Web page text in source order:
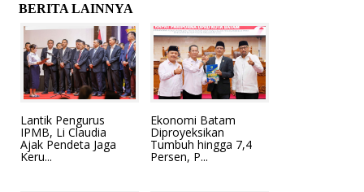
BERITA LAINNYA
Lantik Pengurus
IPMB, Li Claudia
Ajak Pendeta Jaga
Keru...
Ekonomi Batam
Diproyeksikan
Tumbuh hingga 7,4
Persen, P...